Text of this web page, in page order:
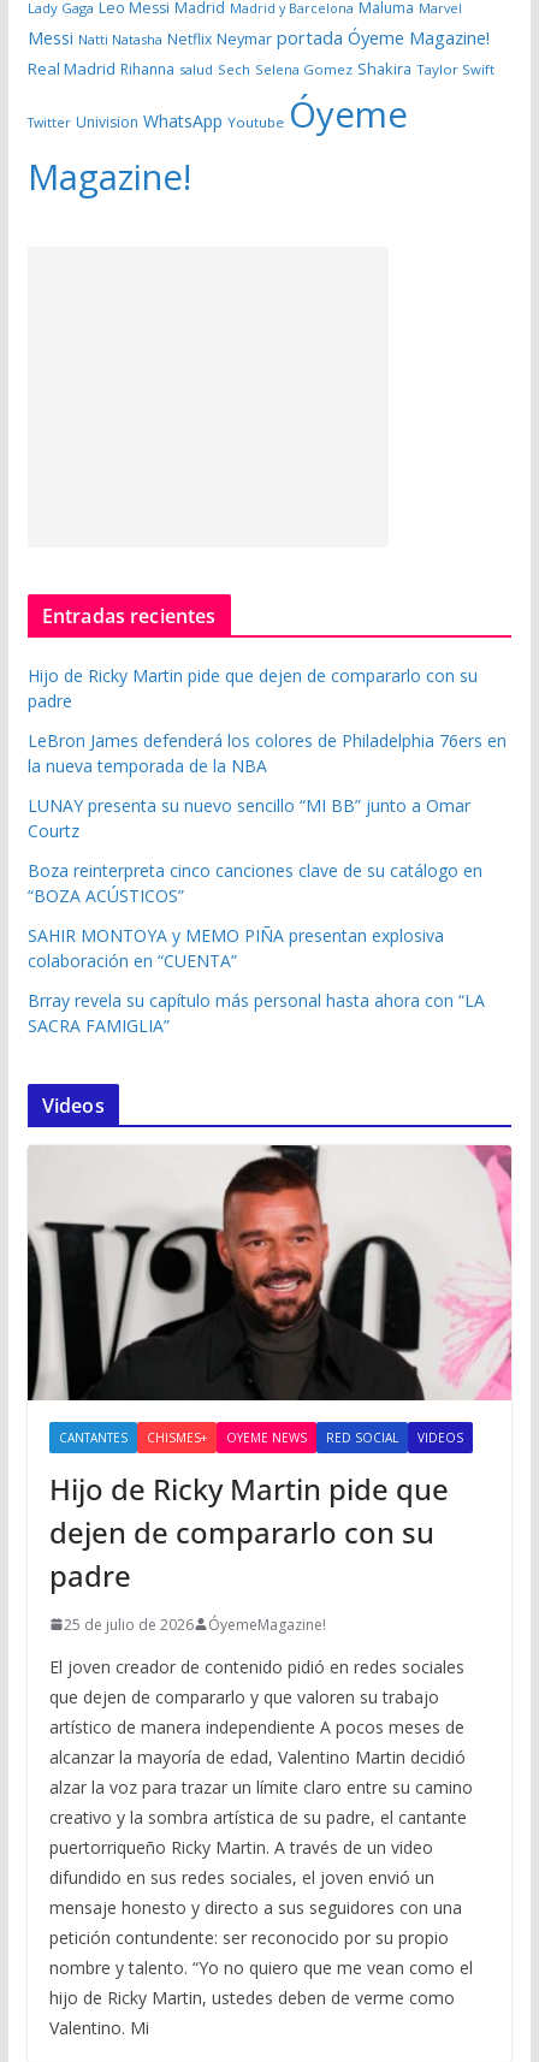
Lady Gaga Leo Messi Madrid Madrid y Barcelona Maluma Marvel
Messi Natti Natasha Netflix Neymar portada Óyeme Magazine!
Real Madrid Rihanna salud Sech Selena Gomez Shakira Taylor Swift
Twitter Univision WhatsApp Youtube Óyeme
Magazine!
Entradas recientes
Hijo de Ricky Martin pide que dejen de compararlo con su
padre
LeBron James defenderá los colores de Philadelphia 76ers en
la nueva temporada de la NBA
LUNAY presenta su nuevo sencillo “MI BB” junto a Omar
Courtz
Boza reinterpreta cinco canciones clave de su catálogo en
“BOZA ACÚSTICOS”
SAHIR MONTOYA y MEMO PIÑA presentan explosiva
colaboración en “CUENTA”
Brray revela su capítulo más personal hasta ahora con “LA
SACRA FAMIGLIA”
Videos
CANTANTES CHISMES+ OYEME NEWS RED SOCIAL VIDEOS
Hijo de Ricky Martin pide que
dejen de compararlo con su
padre
25 de julio de 2026 ÓyemeMagazine!
El joven creador de contenido pidió en redes sociales
que dejen de compararlo y que valoren su trabajo
artístico de manera independiente A pocos meses de
alcanzar la mayoría de edad, Valentino Martin decidió
alzar la voz para trazar un límite claro entre su camino
creativo y la sombra artística de su padre, el cantante
puertorriqueño Ricky Martin. A través de un video
difundido en sus redes sociales, el joven envió un
mensaje honesto y directo a sus seguidores con una
petición contundente: ser reconocido por su propio
nombre y talento. “Yo no quiero que me vean como el
hijo de Ricky Martin, ustedes deben de verme como
Valentino. Mi